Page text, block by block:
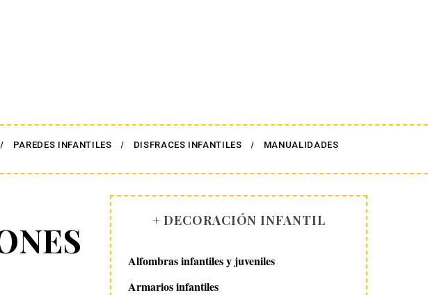
PAREDES INFANTILES DISFRACES INFANTILES MANUALIDADES
+ DECORACIÓN INFANTIL
Alfombras infantiles y juveniles
Armarios infantiles